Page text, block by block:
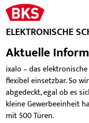
ELEKTRONISCHE
Aktuelle
ixalo – das
flexibel einsetzbar. So
abgedeckt, egal ob es
kleine Gewerbeeinheit
mit 500 Türen.